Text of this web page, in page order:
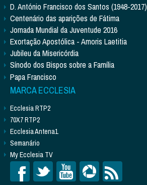
D. António Francisco dos Santos (1948-2017)
Centenário das aparições de Fátima
Jornada Mundial da Juventude 2016
Exortação Apostólica - Amoris Laetitia
Jubileu da Misericórdia
Sínodo dos Bispos sobre a Família
Papa Francisco
MARCA ECCLESIA
Ecclesia RTP2
70X7 RTP2
Ecclesia Antena1
Semanário
My Ecclesia TV